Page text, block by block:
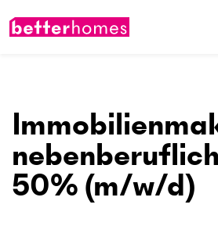
50% (m/w/d)